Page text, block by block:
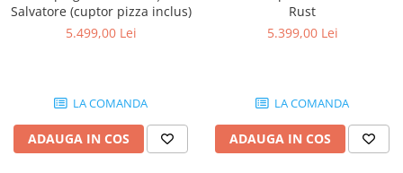
Salvatore (cuptor pizza inclus)
5.499,00 Lei
LA COMANDA
ADAUGA IN COS
Rust
5.399,00 Lei
LA COMANDA
ADAUGA IN COS